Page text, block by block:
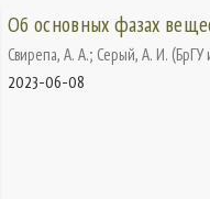
Об основных фазах
Свирепа, А. А.; Серый, А. И. (БрГУ
2023-06-08